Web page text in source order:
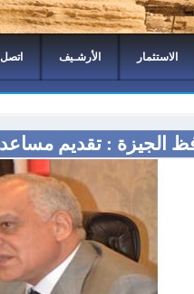
الاستثمار الأرشـيف اتصل
: تقديم مساعدات لـ ٤٥